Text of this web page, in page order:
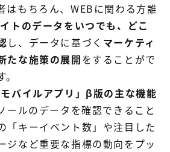
はもちろん、WEBに関わる方誰
トのデータをいつでも、どこ
し、データに基づく マーケティ
たな施策の展開をすることがで
バイルアプリ」β版の主な機能
ールのデータを確認できること
「キーイベント数」や注目した
ジなど重要な指標の動向をプッ